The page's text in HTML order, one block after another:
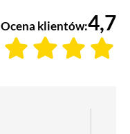
Ocena klientów:4,7